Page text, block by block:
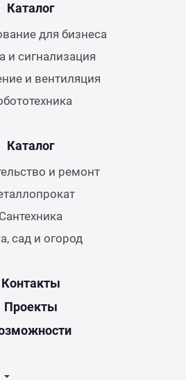
Каталог
для бизнеса
и сигнализация
и вентиляция
Каталог
и ремонт
Сантехника
сад и огород
Контакты
Проекты